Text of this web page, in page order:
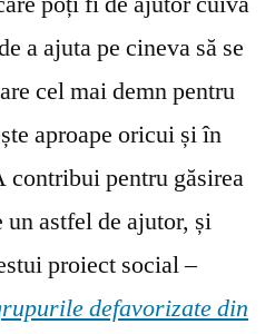
a ajuta pe cineva să se
cel mai demn pentru
aproape oricui și în
pentru găsirea
astfel de ajutor, și
proiect social –
defavorizate din